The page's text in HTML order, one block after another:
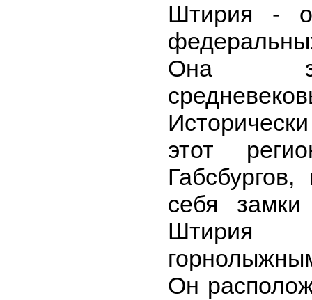
Штирия -
Она
этот
себя замки
Штирия
Он